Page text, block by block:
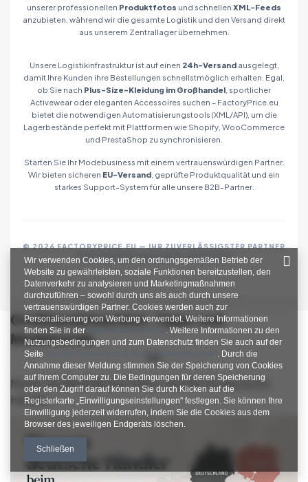
unserer professionellen Produktfotos und schnellen XML-Feeds
anzubieten, während wir die gesamte Logistik und den Versand direkt
aus unserem Zentrallager übernehmen.
Unsere Logistikinfrastruktur ist auf einen 24h-Versandausgelegt,
damit Ihre Kunden ihre Bestellungen schnellstmöglich erhalten. Egal,
ob Sie nach Plus-Size-Kleidung im Großhandel , sportlicher
Activewear oder eleganten Accessoires suchen – FactoryPrice.eu
bietet die notwendigen Automatisierungstools (XML/API), um die
Lagerbestände perfekt mit Plattformen wie Shopify, WooCommerce
und PrestaShop zu synchronisieren.
Starten Sie Ihr Modebusiness mit einem vertrauenswürdigen Partner.
Wir bieten sicheren EU-Versand , geprüfte Produktqualität und ein
starkes Support-System für alle unsere B2B-Partner.
© 2026 FACTORYPRICE.EU — IHR ZUVERLÄSSIGSTER PARTNER
FÜR MODEGROSSHANDEL IN EUROPA
Großhandelsartikel, Tipps und
Modetrends
Mode-Großhandel aus Polen: Vorteile für deutsche
Händler
Wir verwenden Cookies, um den ordnungsgemäßen Betrieb der
Website zu gewährleisten, soziale Funktionen bereitzustellen, den
Datenverkehr zu analysieren und Marketingmaßnahmen
durchzuführen – sowohl durch uns als auch durch unsere
vertrauenswürdigen Partner. Cookies werden auch zur
Personalisierung von Werbung verwendet. Weitere Informationen
finden Sie in der
. Weitere Informationen zu den
Nutzungsbedingungen und zum Datenschutz finden Sie auch auf der
Seite
Google Datenschutz & Nutzungsbedingungen . Durch die
Annahme dieser Meldung stimmen Sie der Speicherung von Cookies
auf Ihrem Computer zu. Die Bedingungen für deren Speicherung
oder den Zugriff darauf können Sie durch Klicken auf die
Registerkarte „Einwilligungseinstellungen" festlegen. Sie können Ihre
Einwilligung jederzeit widerrufen, indem Sie die Cookies aus dem
Browser des jeweiligen Endgeräts löschen.
Schließen